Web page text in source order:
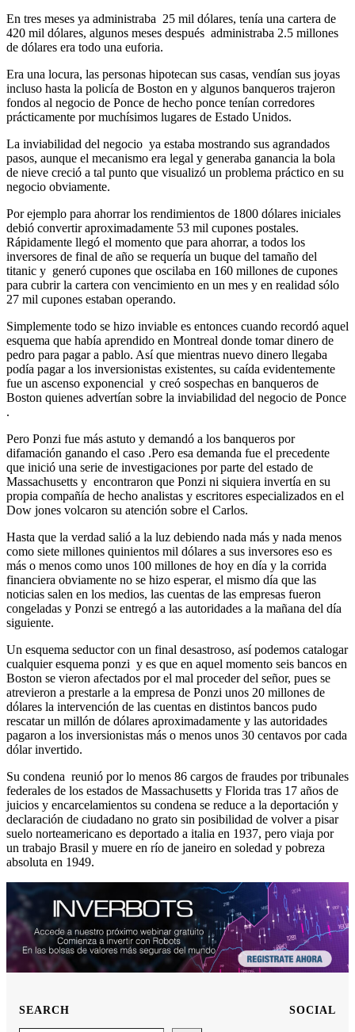
En tres meses ya administraba 25 mil dólares, tenía una cartera de
420 mil dólares, algunos meses después administraba 2.5 millones
de dólares era todo una euforia.
Era una locura, las personas hipotecan sus casas, vendían sus joyas
incluso hasta la policía de Boston en y algunos banqueros trajeron
fondos al negocio de Ponce de hecho ponce tenían corredores
prácticamente por muchísimos lugares de Estado Unidos.
La inviabilidad del negocio ya estaba mostrando sus agrandados
pasos, aunque el mecanismo era legal y generaba ganancia la bola
de nieve creció a tal punto que visualizó un problema práctico en su
negocio obviamente.
Por ejemplo para ahorrar los rendimientos de 1800 dólares iniciales
debió convertir aproximadamente 53 mil cupones postales.
Rápidamente llegó el momento que para ahorrar, a todos los
inversores de final de año se requería un buque del tamaño del
titanic y generó cupones que oscilaba en 160 millones de cupones
para cubrir la cartera con vencimiento en un mes y en realidad sólo
27 mil cupones estaban operando.
Simplemente todo se hizo inviable es entonces cuando recordó aquel
esquema que había aprendido en Montreal donde tomar dinero de
pedro para pagar a pablo. Así que mientras nuevo dinero llegaba
podía pagar a los inversionistas existentes, su caída evidentemente
fue un ascenso exponencial y creó sospechas en banqueros de
Boston quienes advertían sobre la inviabilidad del negocio de Ponce
.
Pero Ponzi fue más astuto y demandó a los banqueros por
difamación ganando el caso .Pero esa demanda fue el precedente
que inició una serie de investigaciones por parte del estado de
Massachusetts y encontraron que Ponzi ni siquiera invertía en su
propia compañía de hecho analistas y escritores especializados en el
Dow jones volcaron su atención sobre el Carlos.
Hasta que la verdad salió a la luz debiendo nada más y nada menos
como siete millones quinientos mil dólares a sus inversores eso es
más o menos como unos 100 millones de hoy en día y la corrida
financiera obviamente no se hizo esperar, el mismo día que las
noticias salen en los medios, las cuentas de las empresas fueron
congeladas y Ponzi se entregó a las autoridades a la mañana del día
siguiente.
Un esquema seductor con un final desastroso, así podemos catalogar
cualquier esquema ponzi y es que en aquel momento seis bancos en
Boston se vieron afectados por el mal proceder del señor, pues se
atrevieron a prestarle a la empresa de Ponzi unos 20 millones de
dólares la intervención de las cuentas en distintos bancos pudo
rescatar un millón de dólares aproximadamente y las autoridades
pagaron a los inversionistas más o menos unos 30 centavos por cada
dólar invertido.
Su condena reunió por lo menos 86 cargos de fraudes por tribunales
federales de los estados de Massachusetts y Florida tras 17 años de
juicios y encarcelamientos su condena se reduce a la deportación y
declaración de ciudadano no grato sin posibilidad de volver a pisar
suelo norteamericano es deportado a italia en 1937, pero viaja por
un trabajo Brasil y muere en río de janeiro en soledad y pobreza
absoluta en 1949.
SEARCH SOCIAL